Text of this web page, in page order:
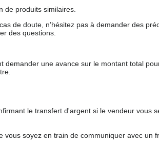
de produits similaires.
de doute, n’hésitez pas à demander des
des questions.
une avance sur le montant total
le transfert d'argent si le vendeur vous
soyez en train de communiquer avec un